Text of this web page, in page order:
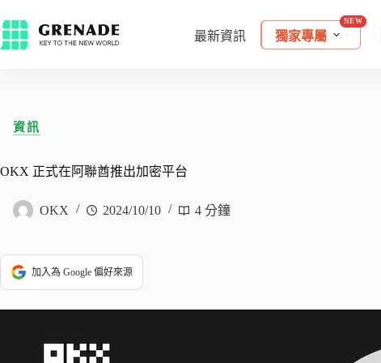
最新資訊 獨家專屬
資訊
OKX 正式在阿聯酋推出加密平台
OKX 2024/10/10 4 分鐘
加入為 Google 偏好來源